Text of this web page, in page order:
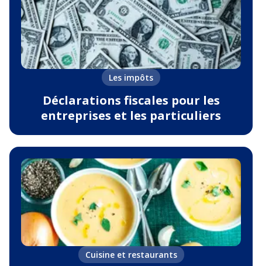
Les impôts
Déclarations fiscales pour les
entreprises et les particuliers
Cuisine et restaurants